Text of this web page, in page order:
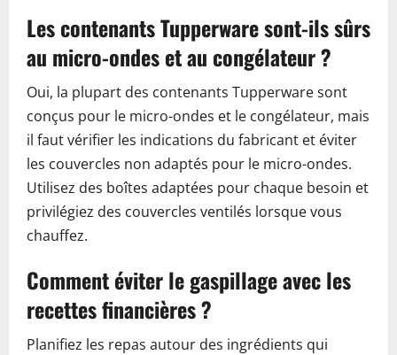
Les contenants Tupperware sont-ils sûrs
au micro-ondes et au congélateur ?
Oui, la plupart des contenants Tupperware sont
conçus pour le micro-ondes et le congélateur, mais
il faut vérifier les indications du fabricant et éviter
les couvercles non adaptés pour le micro-ondes.
Utilisez des boîtes adaptées pour chaque besoin et
privilégiez des couvercles ventilés lorsque vous
chauffez.
Comment éviter le gaspillage avec les
recettes financières ?
Planifiez les repas autour des ingrédients qui